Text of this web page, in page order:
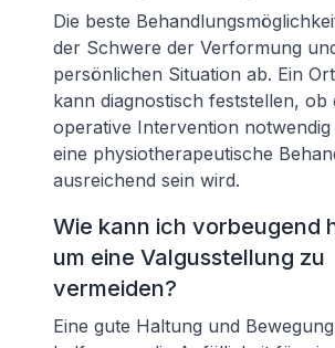
Die beste
der Schwere der Verformung
persönlichen Situation ab. Ein
kann diagnostisch feststellen, ob
operative Intervention
eine physiotherapeutische
ausreichend sein wird.
Wie kann ich vorbeugend
um eine Valgusstellung zu
vermeiden?
Eine gute Haltung und